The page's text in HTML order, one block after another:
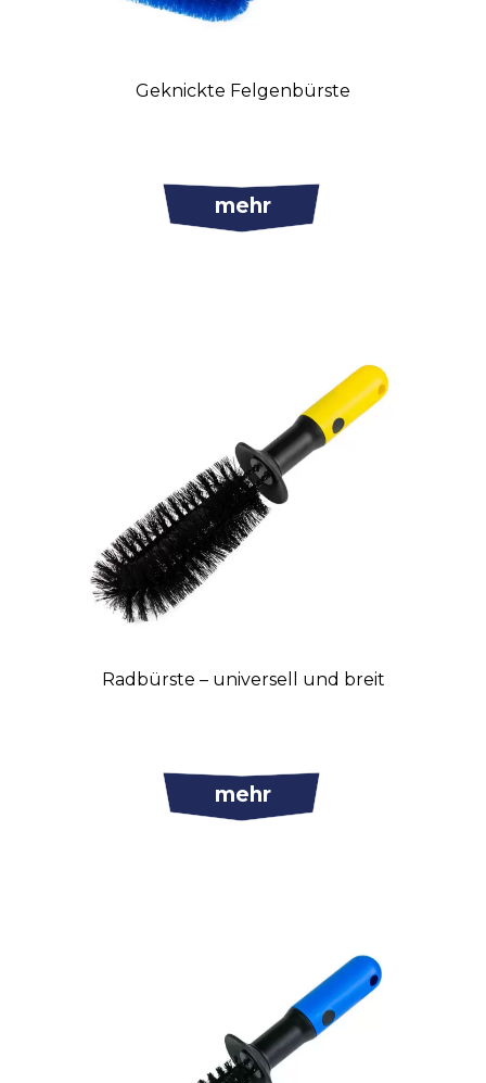
Geknickte Felgenbürste
mehr
Radbürste – universell und breit
mehr